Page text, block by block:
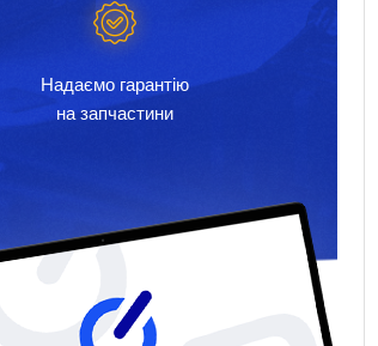
Надаємо гарантію
на запчастини